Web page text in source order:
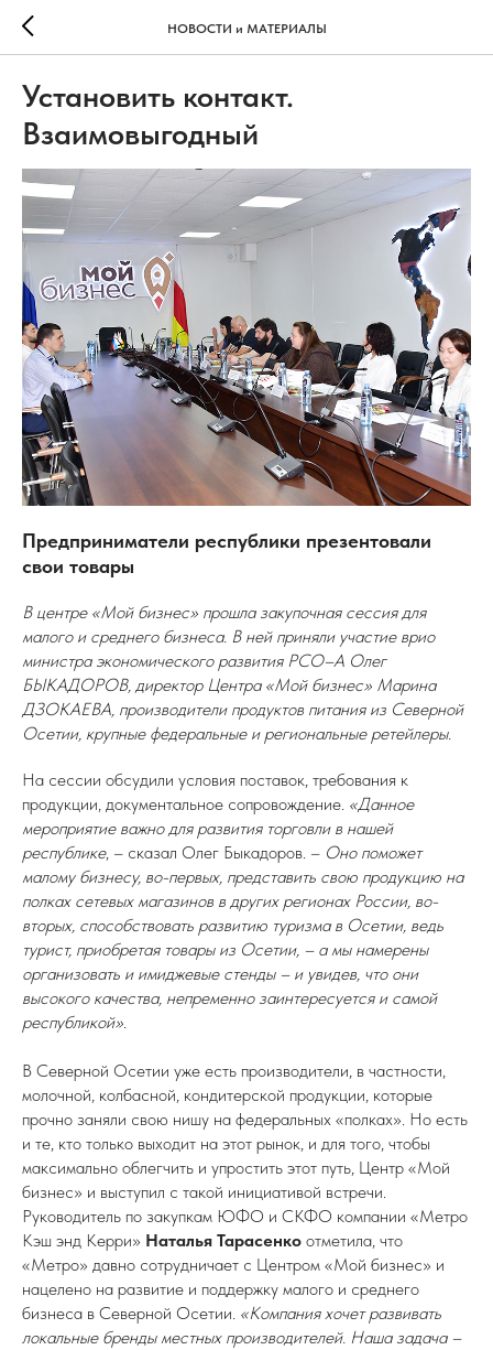
НОВОСТИ и МАТЕРИАЛЫ
Установить контакт.
Взаимовыгодный
Предприниматели республики презентовали
свои товары
В центре «Мой бизнес» прошла закупочная сессия для
малого и среднего бизнеса. В ней приняли участие врио
министра экономического развития РСО–А Олег
БЫКАДОРОВ, директор Центра «Мой бизнес» Марина
ДЗОКАЕВА, производители продуктов питания из Северной
Осетии, крупные федеральные и региональные ретейлеры.
На сессии обсудили условия поставок, требования к
продукции, документальное сопровождение. «Данное
мероприятие важно для развития торговли в нашей
республике, – сказал Олег Быкадоров. – Оно поможет
малому бизнесу, во-первых, представить свою продукцию на
полках сетевых магазинов в других регионах России, во-
вторых, способствовать развитию туризма в Осетии, ведь
турист, приобретая товары из Осетии, – а мы намерены
организовать и имиджевые стенды – и увидев, что они
высокого качества, непременно заинтересуется и самой
республикой».
В Северной Осетии уже есть производители, в частности,
молочной, колбасной, кондитерской продукции, которые
прочно заняли свою нишу на федеральных «полках». Но есть
и те, кто только выходит на этот рынок, и для того, чтобы
максимально облегчить и упростить этот путь, Центр «Мой
бизнес» и выступил с такой инициативой встречи.
Руководитель по закупкам ЮФО и СКФО компании «Метро
Кэш энд Керри» Наталья Тарасенко отметила, что
«Метро» давно сотрудничает с Центром «Мой бизнес» и
нацелено на развитие и поддержку малого и среднего
бизнеса в Северной Осетии. «Компания хочет развивать
локальные бренды местных производителей. Наша задача –